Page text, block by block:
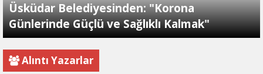
Üsküdar Belediyesinden: "Korona
Günlerinde Güçlü ve Sağlıklı Kalmak"
Alıntı Yazarlar